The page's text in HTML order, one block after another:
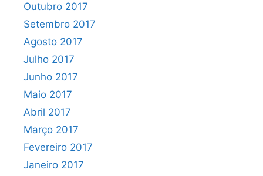
Outubro 2017
Setembro 2017
Agosto 2017
Julho 2017
Junho 2017
Maio 2017
Abril 2017
Março 2017
Fevereiro 2017
Janeiro 2017